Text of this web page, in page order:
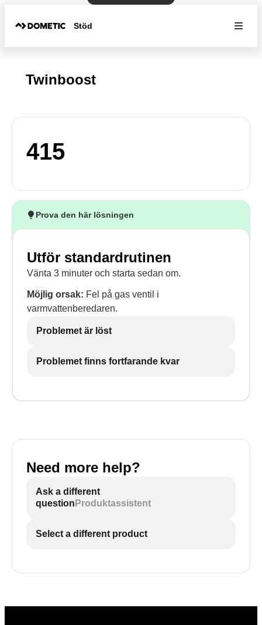
Stöd
Twinboost
415
Prova den här lösningen
Utför standardrutinen
Vänta 3 minuter och starta sedan om.
Möjlig orsak: Fel på gas ventil i
varmvattenberedaren.
Problemet är löst
Problemet finns fortfarande kvar
Need more help?
Ask a different
question Produktassistent
Select a different product